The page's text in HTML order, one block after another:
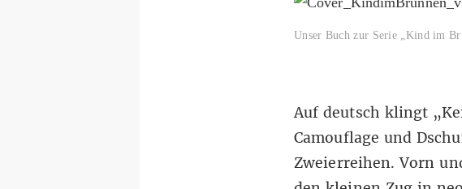
Unser Buch zur Serie „Kind im
Auf deutsch klingt
Camouflage und
Zweierreihen. Vorn